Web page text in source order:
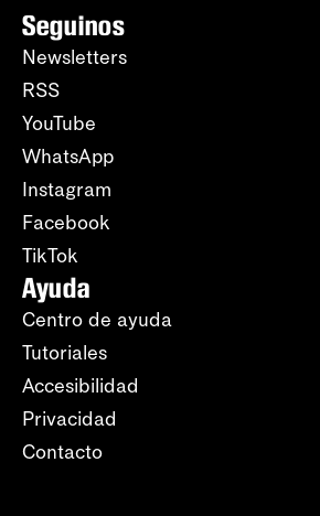
Seguinos
Newsletters
RSS
YouTube
WhatsApp
Instagram
Facebook
TikTok
Ayuda
Centro de ayuda
Tutoriales
Accesibilidad
Privacidad
Contacto